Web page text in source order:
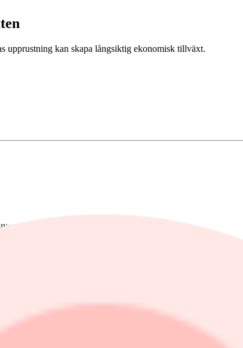
upprustning kan skapa långsiktig ekonomisk tillväxt.
och cyberförsvar runt om i Europa.
när Nato-länderna ökar försvarsutgifterna mot
ökningen av de offentliga utgifterna sedan oljekriserna på
än dubbelt så mycket som de nivåer vi vant oss vid att